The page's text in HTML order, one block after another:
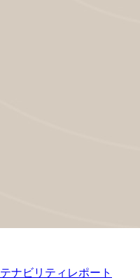
ナビリティレポート